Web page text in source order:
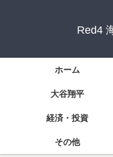
Red4
ホーム
大谷翔平
経済・投資
その他